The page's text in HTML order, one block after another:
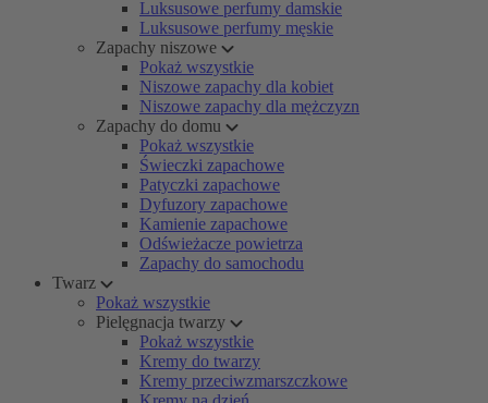
Luksusowe perfumy damskie
Luksusowe perfumy męskie
Zapachy niszowe
Pokaż wszystkie
Niszowe zapachy dla kobiet
Niszowe zapachy dla mężczyzn
Zapachy do domu
Pokaż wszystkie
Świeczki zapachowe
Patyczki zapachowe
Dyfuzory zapachowe
Kamienie zapachowe
Odświeżacze powietrza
Zapachy do samochodu
Twarz
Pokaż wszystkie
Pielęgnacja twarzy
Pokaż wszystkie
Kremy do twarzy
Kremy przeciwzmarszczkowe